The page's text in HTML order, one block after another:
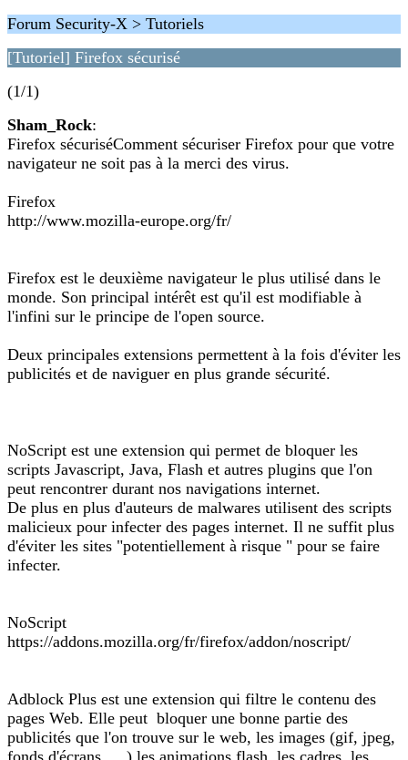
Forum Security-X > Tutoriels
[Tutoriel] Firefox sécurisé
(1/1)
Sham_Rock:
Firefox sécuriséComment sécuriser Firefox pour que votre
navigateur ne soit pas à la merci des virus.
Firefox
http://www.mozilla-europe.org/fr/
Firefox est le deuxième navigateur le plus utilisé dans le
monde. Son principal intérêt est qu'il est modifiable à
l'infini sur le principe de l'open source.
Deux principales extensions permettent à la fois d'éviter les
publicités et de naviguer en plus grande sécurité.
NoScript est une extension qui permet de bloquer les
scripts Javascript, Java, Flash et autres plugins que l'on
peut rencontrer durant nos navigations internet.
De plus en plus d'auteurs de malwares utilisent des scripts
malicieux pour infecter des pages internet. Il ne suffit plus
d'éviter les sites "potentiellement à risque " pour se faire
infecter.
NoScript
https://addons.mozilla.org/fr/firefox/addon/noscript/
Adblock Plus est une extension qui filtre le contenu des
pages Web. Elle peut bloquer une bonne partie des
publicités que l'on trouve sur le web, les images (gif, jpeg,
fonds d'écrans, …),les animations flash, les cadres, les